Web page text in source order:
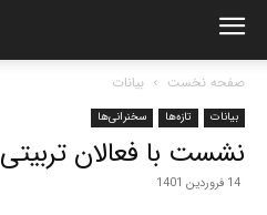
صفحه نخست بیانات
بیانات تازه‌ها سخنرانی‌ها
نشست با فعالان تربیتی
14 فروردین 1401